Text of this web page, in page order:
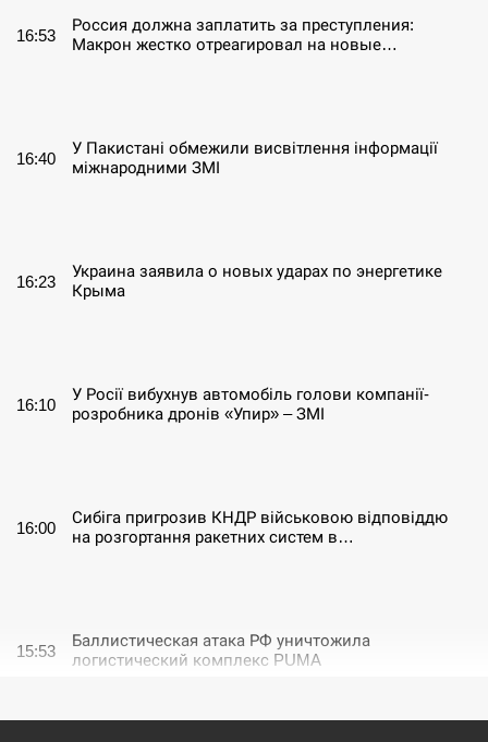
16:53
Россия должна заплатить за преступления:
Макрон жестко отреагировал на новые…
16:40
У Пакистані обмежили висвітлення інформації
міжнародними ЗМІ
16:23
Украина заявила о новых ударах по энергетике
Крыма
16:10
У Росії вибухнув автомобіль голови компанії-
розробника дронів «Упир» – ЗМІ
16:00
Сибіга пригрозив КНДР військовою відповіддю
на розгортання ракетних систем в…
15:53
Баллистическая атака РФ уничтожила
логистический комплекс PUMA